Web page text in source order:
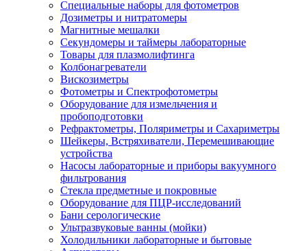
Специальные наборы для фотометров
Дозиметры и нитратомеры
Магнитные мешалки
Секундомеры и таймеры лабораторные
Товары для плазмолифтинга
Колбонагреватели
Вискозиметры
Фотометры и Спектрофотометры
Оборудование для измельчения и
пробоподготовки
Рефрактометры, Поляриметры и Сахариметры
Шейкеры, Встряхиватели, Перемешивающие
устройства
Насосы лабораторные и приборы вакуумного
фильтрования
Стекла предметные и покровные
Оборудование для ПЦР-исследований
Бани серологические
Ультразвуковые ванны (мойки)
Холодильники лабораторные и бытовые